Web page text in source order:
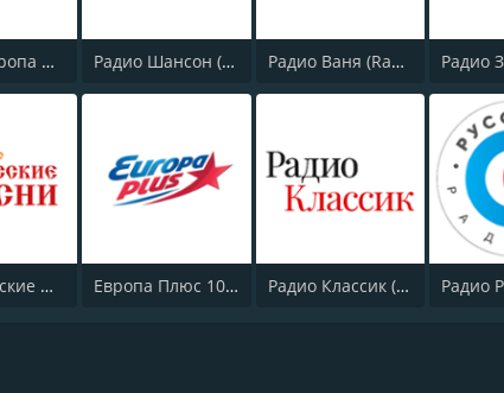
Топ 40 Европа Плюс (Top 40 Europa Plus) Радио Шансон (Chanson) Радио Ваня (Radio Vanya)
Радио Русские Песни | Russian Songs Radio | RuSongs Европа Плюс 106.2 FM (Europa Plus) Радио Классик (Radio Classic)